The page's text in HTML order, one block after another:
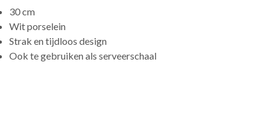
30 cm
Wit porselein
Strak en tijdloos design
Ook te gebruiken als serveerschaal